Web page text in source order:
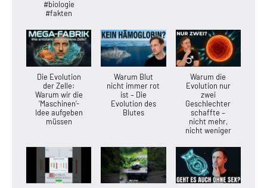
#biologie
#fakten
Die Evolution
der Zelle:
Warum wir die
'Maschinen'-
Idee aufgeben
müssen
Warum Blut
nicht immer rot
ist – Die
Evolution des
Blutes
Warum die
Evolution nur
zwei
Geschlechter
schaffte –
nicht mehr,
nicht weniger